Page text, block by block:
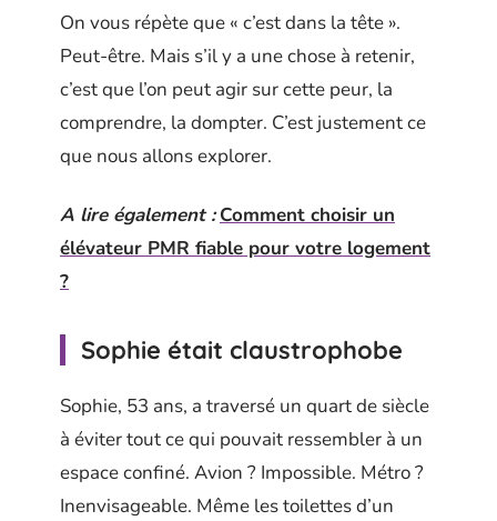
On vous répète que « c’est dans la tête ».
Peut-être. Mais s’il y a une chose à retenir,
c’est que l’on peut agir sur cette peur, la
comprendre, la dompter. C’est justement ce
que nous allons explorer.
A lire également : Comment choisir un
élévateur PMR fiable pour votre logement
?
Sophie était claustrophobe
Sophie, 53 ans, a traversé un quart de siècle
à éviter tout ce qui pouvait ressembler à un
espace confiné. Avion ? Impossible. Métro ?
Inenvisageable. Même les toilettes d’un